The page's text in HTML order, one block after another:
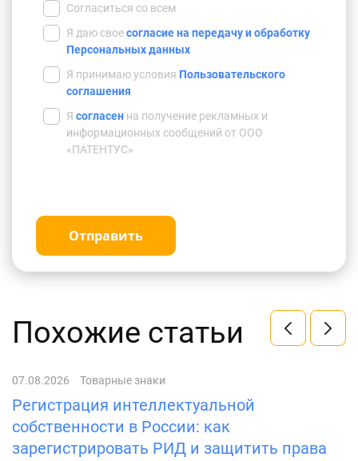
Согласиться со всем
Я даю своесогласие на передачу и обработку
Персональных данных
Я принимаю условия Пользовательского
соглашения
Я согласен на получение рекламных и
информационных сообщений от ООО
«ПАТЕНТУС»
Отправить
Похожие статьи
07.08.2026 Товарные знаки
Регистрация интеллектуальной
собственности в России: как
зарегистрировать РИД и защитить права